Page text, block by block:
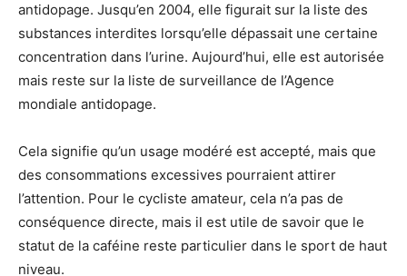
antidopage. Jusqu’en 2004, elle figurait sur la liste des
substances interdites lorsqu’elle dépassait une certaine
concentration dans l’urine. Aujourd’hui, elle est autorisée
mais reste sur la liste de surveillance de l’Agence
mondiale antidopage.
Cela signifie qu’un usage modéré est accepté, mais que
des consommations excessives pourraient attirer
l’attention. Pour le cycliste amateur, cela n’a pas de
conséquence directe, mais il est utile de savoir que le
statut de la caféine reste particulier dans le sport de haut
niveau.